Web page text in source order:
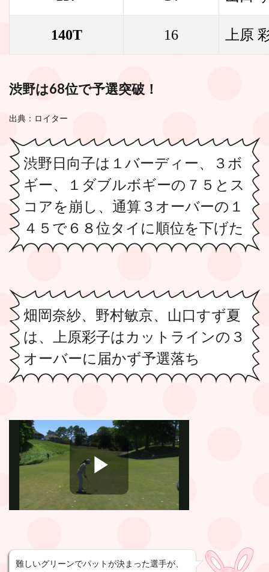
140T 16 上原
渋野は68位で予選突破！
出典：ロイター
渋野日向子は１バーディー、３ボ
ギー、１ダブルボギーの７５とス
コアを崩し、通算３オーバーの１
４５で６８位タイに順位を下げた
畑岡奈紗、野村敏京、山口すず夏
は、上原彩子はカットラインの３
オーバーに届かず予選落ち
難しいグリーンでパットが決まった選手が、